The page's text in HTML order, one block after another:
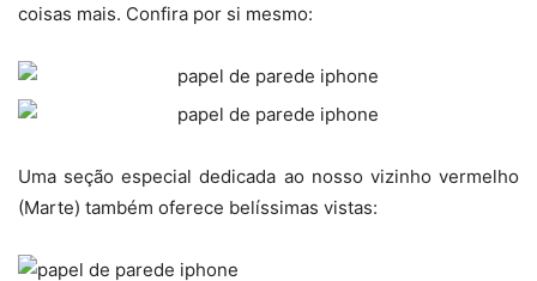
coisas mais. Confira por si mesmo:
Uma seção especial dedicada ao nosso vizinho vermelho
(Marte) também oferece belíssimas vistas: